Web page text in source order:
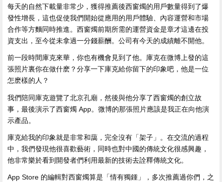
每天的自然下載量非常少，獲得推薦後西窗燭的用戶數量得到了爆
發性增長，這也促使我們開始從應用的用戶體驗、內容運營和市場
合作等方麵同時推進。西窗燭前期所需的運營資金是章才這邊在投
資支出，至今從未拿過一分錢薪酬。公司有今天的成績離不開他。
前一段時間庫克來華，你也有機會見到了他。庫克在微博上發的這
張照片裏你在做什麽？分享一下庫克給你留下的印象吧，他是一位
怎麽樣的人？
我們陪同庫克遊覽了北京孔廟，然後與他分享了西窗燭的創立故
事，最後演示了西窗燭 App。微博的那張照片應該是我正在向他演
示產品。
庫克給我的印象就是非常和藹，完全沒有「架子」。在交流的過程
中，我們發現他很喜歡藝術，同時也對中國的傳統文化很感興趣，
他非常樂於看到開發者們利用最新的技術去詮釋傳統文化。
App Store 的編輯對西窗燭算是「情有獨鍾」，多次推薦過你們，之